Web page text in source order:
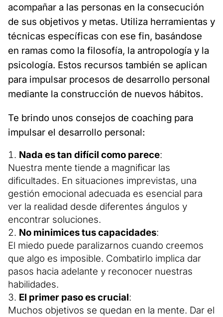
acompañar a las personas en la consecución
de sus objetivos y metas. Utiliza herramientas y
técnicas específicas con ese fin, basándose
en ramas como la filosofía, la antropología y la
psicología. Estos recursos también se aplican
para impulsar procesos de desarrollo personal
mediante la construcción de nuevos hábitos.
Te brindo unos consejos de coaching para
impulsar el desarrollo personal:
Nada es tan difícil como parece:
Nuestra mente tiende a magnificar las
dificultades. En situaciones imprevistas, una
gestión emocional adecuada es esencial para
ver la realidad desde diferentes ángulos y
encontrar soluciones.
No minimices tus capacidades:
El miedo puede paralizarnos cuando creemos
que algo es imposible. Combatirlo implica dar
pasos hacia adelante y reconocer nuestras
habilidades.
El primer paso es crucial:
Muchos objetivos se quedan en la mente. Dar el